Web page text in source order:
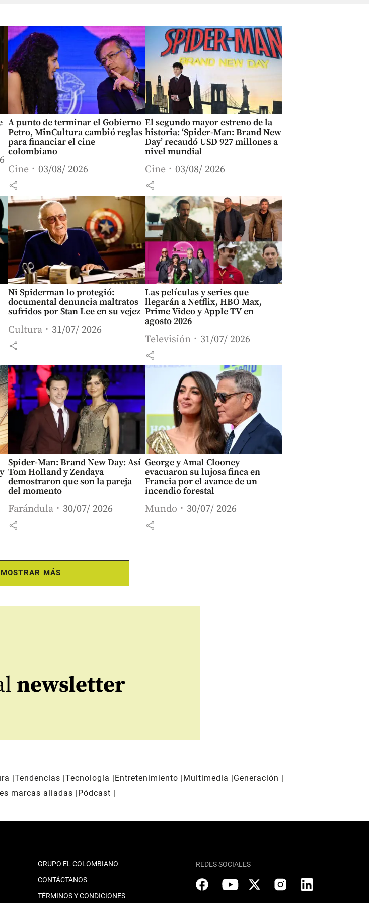
A punto de terminar el Gobierno
Petro, MinCultura cambió reglas
para financiar el cine
colombiano
Cine 03/08/ 2026
share
El segundo mayor estreno de la
historia: ‘Spider-Man: Brand New
Day’ recaudó USD 927 millones a
nivel mundial
Cine 03/08/ 2026
share
Ni Spiderman lo protegió:
documental denuncia maltratos
sufridos por Stan Lee en su vejez
Cultura 31/07/ 2026
share
Las películas y series que
llegarán a Netflix, HBO Max,
Prime Video y Apple TV en
agosto 2026
Televisión 31/07/ 2026
share
Spider-Man: Brand New Day: Así
Tom Holland y Zendaya
demostraron que son la pareja
del momento
Farándula 30/07/ 2026
share
George y Amal Clooney
evacuaron su lujosa finca en
Francia por el avance de un
incendio forestal
Mundo 30/07/ 2026
share
MOSTRAR MÁS
newsletter
Tendencias Tecnología Entretenimiento Multimedia
Generación
marcas aliadas
Pódcast
GRUPO EL COLOMBIANO
CONTÁCTANOS
TÉRMINOS Y CONDICIONES
REDES SOCIALES